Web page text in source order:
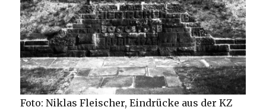
Foto: Niklas Fleischer, Eindrücke aus der KZ